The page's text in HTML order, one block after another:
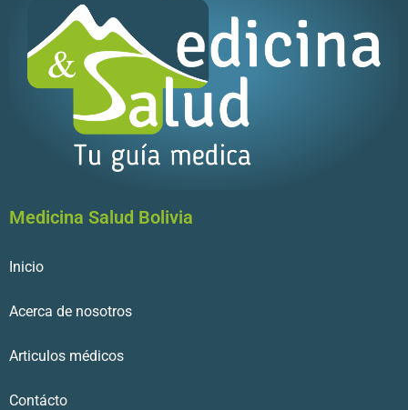
Medicina Salud Bolivia
Inicio
Acerca de nosotros
Articulos médicos
Contácto